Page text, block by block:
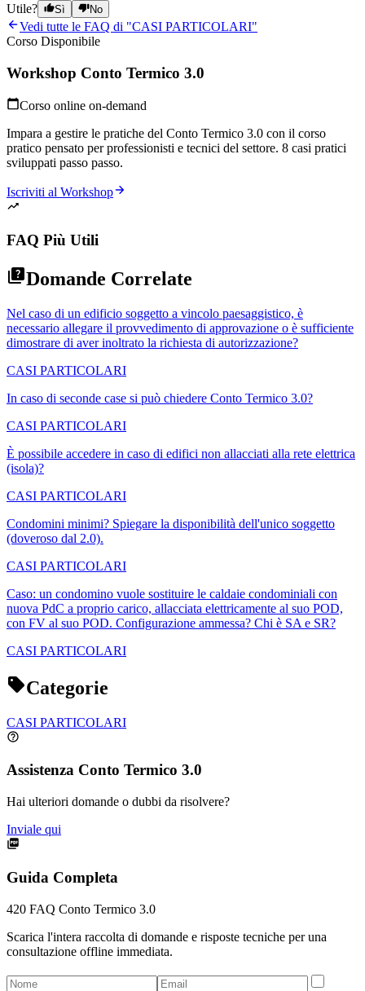
Utile?
Sì No
Vedi tutte le FAQ di "CASI PARTICOLARI"
Corso Disponibile
Workshop Conto Termico 3.0
Corso online on-demand
Impara a gestire le pratiche del Conto Termico 3.0 con il corso
pratico pensato per professionisti e tecnici del settore. 8 casi pratici
sviluppati passo passo.
Iscriviti al Workshop
FAQ Più Utili
Domande Correlate
Nel caso di un edificio soggetto a vincolo paesaggistico, è
necessario allegare il provvedimento di approvazione o è sufficiente
dimostrare di aver inoltrato la richiesta di autorizzazione?
CASI PARTICOLARI
In caso di seconde case si può chiedere Conto Termico 3.0?
CASI PARTICOLARI
È possibile accedere in caso di edifici non allacciati alla rete elettrica
(isola)?
CASI PARTICOLARI
Condomini minimi? Spiegare la disponibilità dell'unico soggetto
(doveroso dal 2.0).
CASI PARTICOLARI
Caso: un condomino vuole sostituire le caldaie condominiali con
nuova PdC a proprio carico, allacciata elettricamente al suo POD,
con FV al suo POD. Configurazione ammessa? Chi è SA e SR?
CASI PARTICOLARI
Categorie
CASI PARTICOLARI
Assistenza Conto Termico 3.0
Hai ulteriori domande o dubbi da risolvere?
Inviale qui
Guida Completa
420 FAQ Conto Termico 3.0
Scarica l'intera raccolta di domande e risposte tecniche per una
consultazione offline immediata.